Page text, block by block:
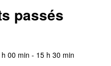
passés
00 min - 15 h 30 min